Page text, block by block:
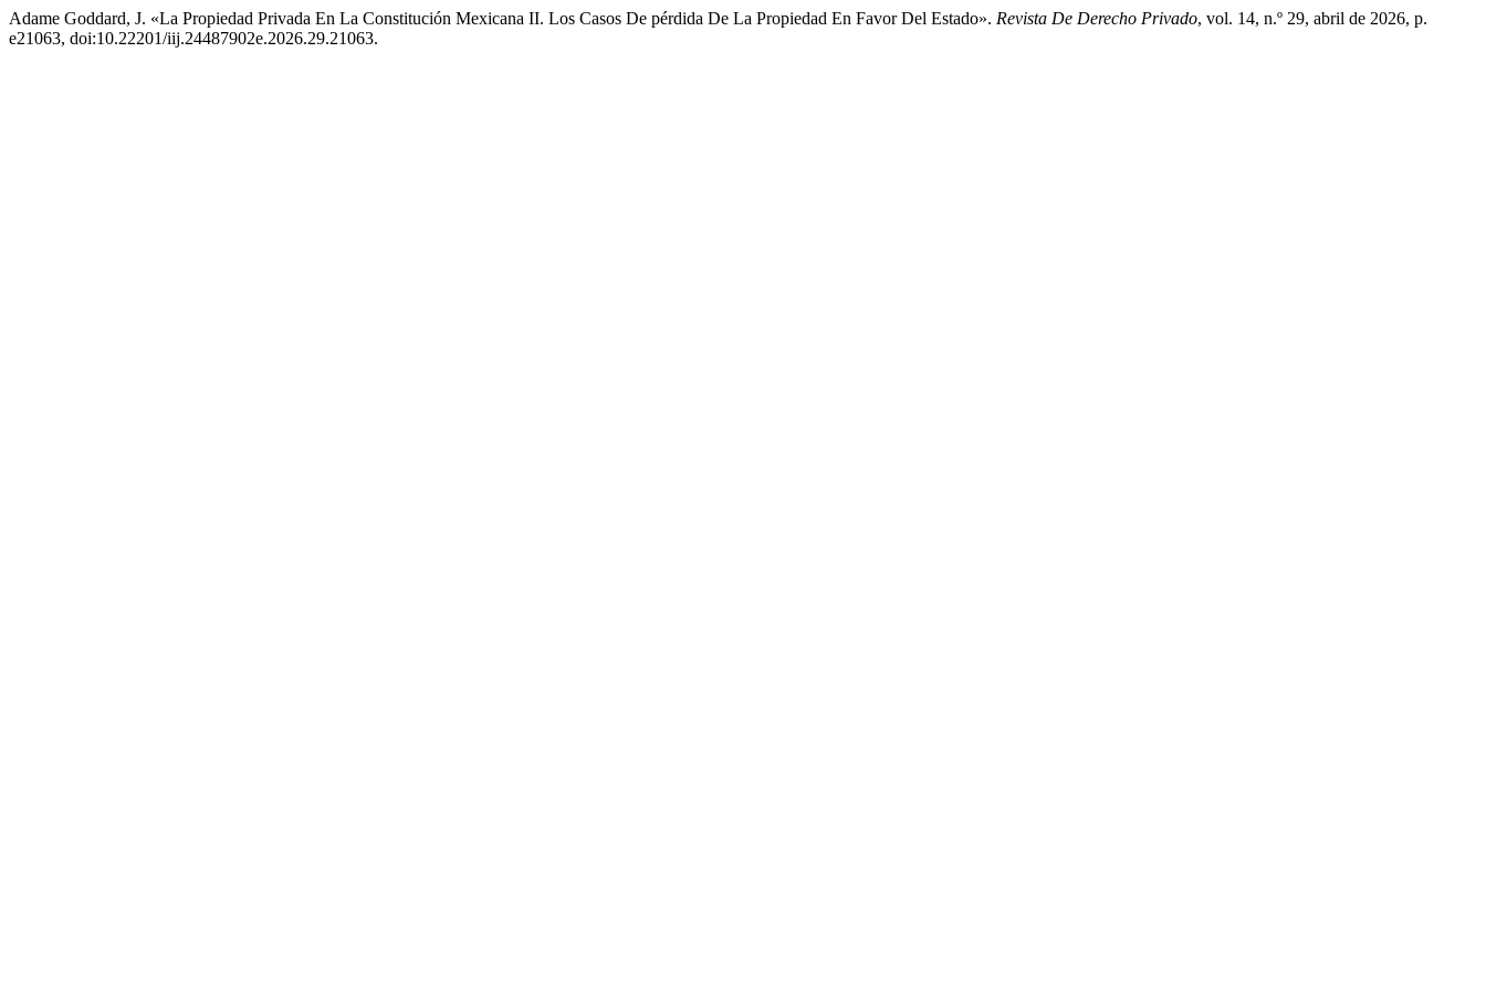
Adame Goddard, J. «La Propiedad Privada En La Constitución Mexicana II. Los Casos De pérdida De La Propiedad En Favor Del Estado». Revista De Derecho Privado, vol. 14, n.º 29, abril de 2026, p.
e21063, doi:10.22201/iij.24487902e.2026.29.21063.